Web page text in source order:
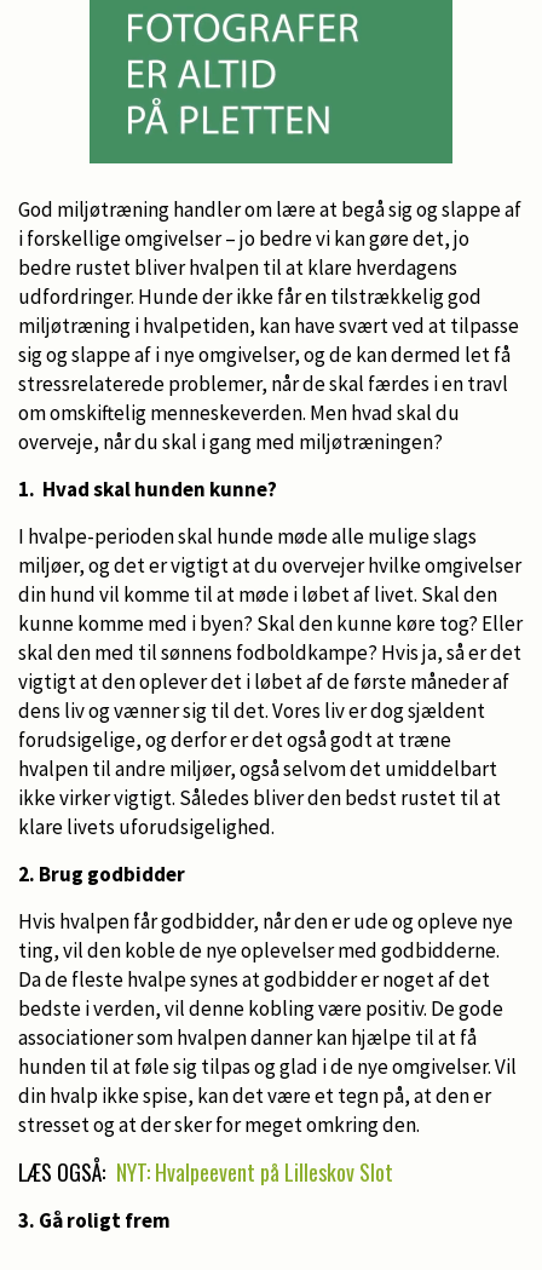
God miljøtræning handler om lære at begå sig og slappe af
i forskellige omgivelser – jo bedre vi kan gøre det, jo
bedre rustet bliver hvalpen til at klare hverdagens
udfordringer. Hunde der ikke får en tilstrækkelig god
miljøtræning i hvalpetiden, kan have svært ved at tilpasse
sig og slappe af i nye omgivelser, og de kan dermed let få
stressrelaterede problemer, når de skal færdes i en travl
om omskiftelig menneskeverden. Men hvad skal du
overveje, når du skal i gang med miljøtræningen?
1. Hvad skal hunden kunne?
I hvalpe-perioden skal hunde møde alle mulige slags
miljøer, og det er vigtigt at du overvejer hvilke omgivelser
din hund vil komme til at møde i løbet af livet. Skal den
kunne komme med i byen? Skal den kunne køre tog? Eller
skal den med til sønnens fodboldkampe? Hvis ja, så er det
vigtigt at den oplever det i løbet af de første måneder af
dens liv og vænner sig til det. Vores liv er dog sjældent
forudsigelige, og derfor er det også godt at træne
hvalpen til andre miljøer, også selvom det umiddelbart
ikke virker vigtigt. Således bliver den bedst rustet til at
klare livets uforudsigelighed.
2. Brug godbidder
Hvis hvalpen får godbidder, når den er ude og opleve nye
ting, vil den koble de nye oplevelser med godbidderne.
Da de fleste hvalpe synes at godbidder er noget af det
bedste i verden, vil denne kobling være positiv. De gode
associationer som hvalpen danner kan hjælpe til at få
hunden til at føle sig tilpas og glad i de nye omgivelser. Vil
din hvalp ikke spise, kan det være et tegn på, at den er
stresset og at der sker for meget omkring den.
LÆS OGSÅ: NYT: Hvalpeevent på Lilleskov Slot
3. Gå roligt frem